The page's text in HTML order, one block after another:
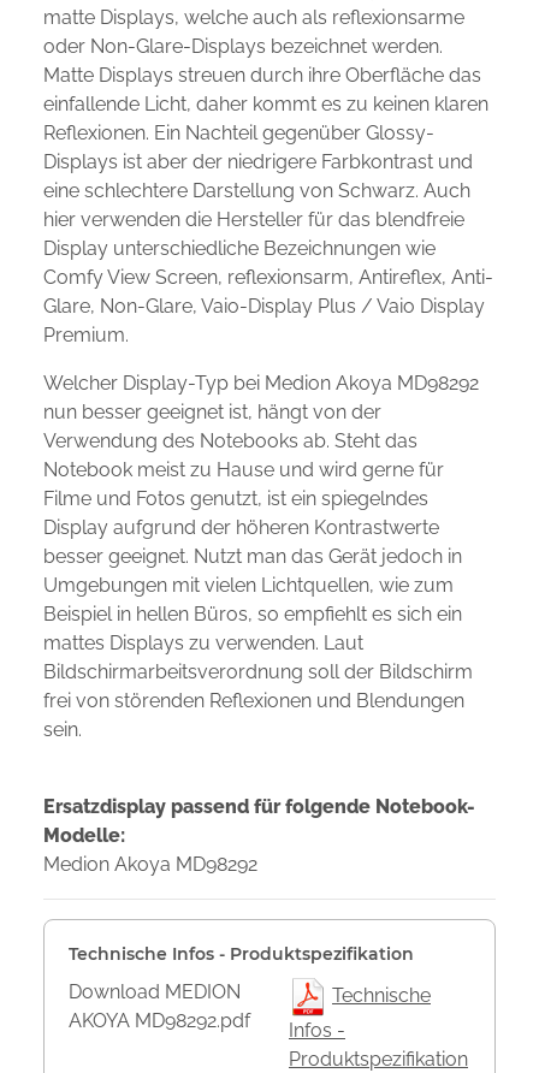
matte Displays, welche auch als reflexionsarme
oder Non-Glare-Displays bezeichnet werden.
Matte Displays streuen durch ihre Oberfläche das
einfallende Licht, daher kommt es zu keinen klaren
Reflexionen. Ein Nachteil gegenüber Glossy-
Displays ist aber der niedrigere Farbkontrast und
eine schlechtere Darstellung von Schwarz. Auch
hier verwenden die Hersteller für das blendfreie
Display unterschiedliche Bezeichnungen wie
Comfy View Screen, reflexionsarm, Antireflex, Anti-
Glare, Non-Glare, Vaio-Display Plus / Vaio Display
Premium.
Welcher Display-Typ bei Medion Akoya MD98292
nun besser geeignet ist, hängt von der
Verwendung des Notebooks ab. Steht das
Notebook meist zu Hause und wird gerne für
Filme und Fotos genutzt, ist ein spiegelndes
Display aufgrund der höheren Kontrastwerte
besser geeignet. Nutzt man das Gerät jedoch in
Umgebungen mit vielen Lichtquellen, wie zum
Beispiel in hellen Büros, so empfiehlt es sich ein
mattes Displays zu verwenden. Laut
Bildschirmarbeitsverordnung soll der Bildschirm
frei von störenden Reflexionen und Blendungen
sein.
Ersatzdisplay passend für folgende Notebook-
Modelle:
Medion Akoya MD98292
Technische Infos - Produktspezifikation
Download MEDION
AKOYA MD98292.pdf
Technische
Infos -
Produktspezifikation